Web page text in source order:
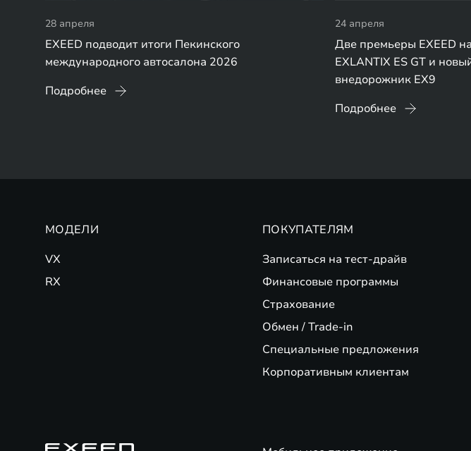
28 апреля
EXEED подводит итоги Пекинского
международного автосалона 2026
Подробнее
24 апреля
Две премьеры EXEED
EXLANTIX ES GT и
внедорожник EX9
Подробнее
МОДЕЛИ
VX
RX
ПОКУПАТЕЛЯМ
Записаться на тест-драйв
Финансовые программы
Страхование
Обмен / Trade-in
Специальные предложения
Корпоративным клиентам